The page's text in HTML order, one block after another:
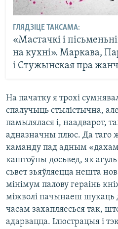
ГЛЯДЗІЦЕ ТАКСАМА:
«Мастачкі і
на кухні». Маркава,
і Стужынская пра
На пачатку я трохі
спалучыць стылістычна,
памылялася і, наадварот,
адназначны плюс. Да таго
каманду пад адным
каштоўны досьвед, як
сьвет зьяўляецца нешта
мінімум палову гераінь
міжволі пачынаеш
часам захапляесься так,
адарвацца. Ілюстрацыя і